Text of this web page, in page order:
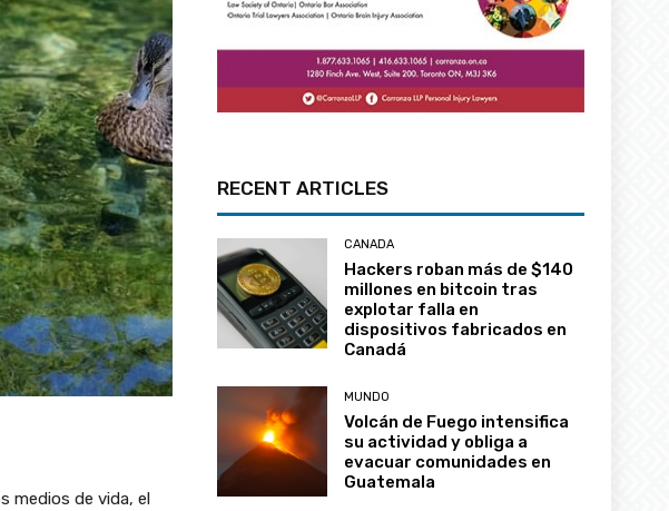
medios de vida, el
RECENT ARTICLES
CANADA
Hackers roban más de $140
millones en bitcoin tras
explotar falla en
dispositivos fabricados en
Canadá
MUNDO
Volcán de Fuego intensifica
su actividad y obliga a
evacuar comunidades en
Guatemala